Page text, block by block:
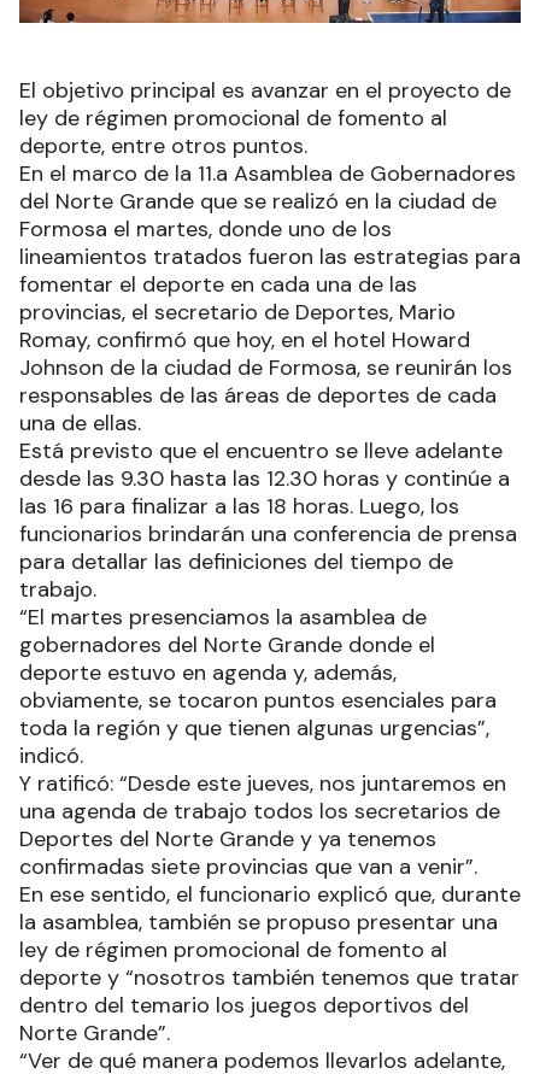
El objetivo principal es avanzar en el proyecto de
ley de régimen promocional de fomento al
deporte, entre otros puntos.
En el marco de la 11.a Asamblea de Gobernadores
del Norte Grande que se realizó en la ciudad de
Formosa el martes, donde uno de los
lineamientos tratados fueron las estrategias para
fomentar el deporte en cada una de las
provincias, el secretario de Deportes, Mario
Romay, confirmó que hoy, en el hotel Howard
Johnson de la ciudad de Formosa, se reunirán los
responsables de las áreas de deportes de cada
una de ellas.
Está previsto que el encuentro se lleve adelante
desde las 9.30 hasta las 12.30 horas y continúe a
las 16 para finalizar a las 18 horas. Luego, los
funcionarios brindarán una conferencia de prensa
para detallar las definiciones del tiempo de
trabajo.
“El martes presenciamos la asamblea de
gobernadores del Norte Grande donde el
deporte estuvo en agenda y, además,
obviamente, se tocaron puntos esenciales para
toda la región y que tienen algunas urgencias”,
indicó.
Y ratificó: “Desde este jueves, nos juntaremos en
una agenda de trabajo todos los secretarios de
Deportes del Norte Grande y ya tenemos
confirmadas siete provincias que van a venir”.
En ese sentido, el funcionario explicó que, durante
la asamblea, también se propuso presentar una
ley de régimen promocional de fomento al
deporte y “nosotros también tenemos que tratar
dentro del temario los juegos deportivos del
Norte Grande”.
“Ver de qué manera podemos llevarlos adelante,